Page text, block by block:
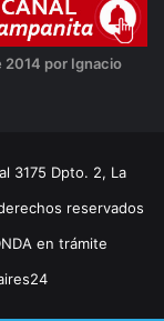
2014 por Ignacio
3175 Dpto. 2, La
reservados
en trámite